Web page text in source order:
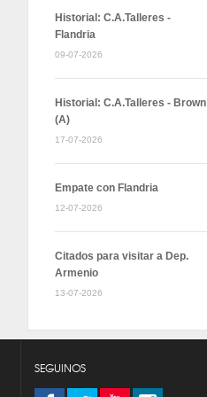
Historial: C.A.Talleres -
Flandria
09-07-2026
Historial: C.A.Talleres - Brown
(A)
17-07-2026
Empate con Flandria
12-07-2026
Citados para visitar a Dep.
Armenio
13-07-2026
SEGUINOS